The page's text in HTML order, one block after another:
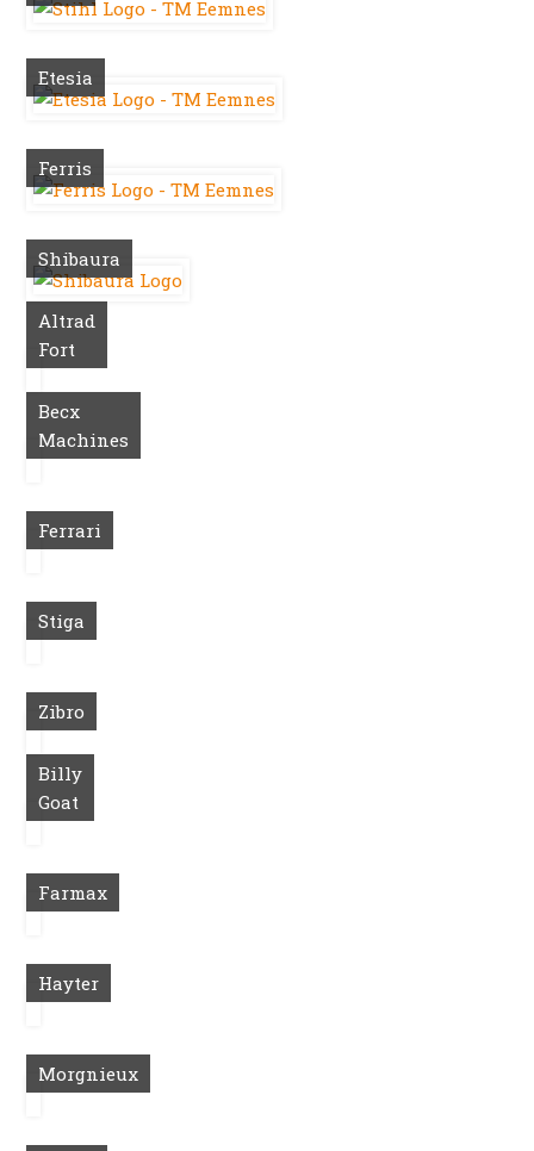
Etesia
Ferris
Shibaura
Altrad
Fort
Becx
Machines
Ferrari
Stiga
Zibro
Billy
Goat
Farmax
Hayter
Morgnieux